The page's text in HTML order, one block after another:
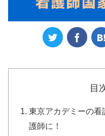
目
東京アカデミーの
護師に！